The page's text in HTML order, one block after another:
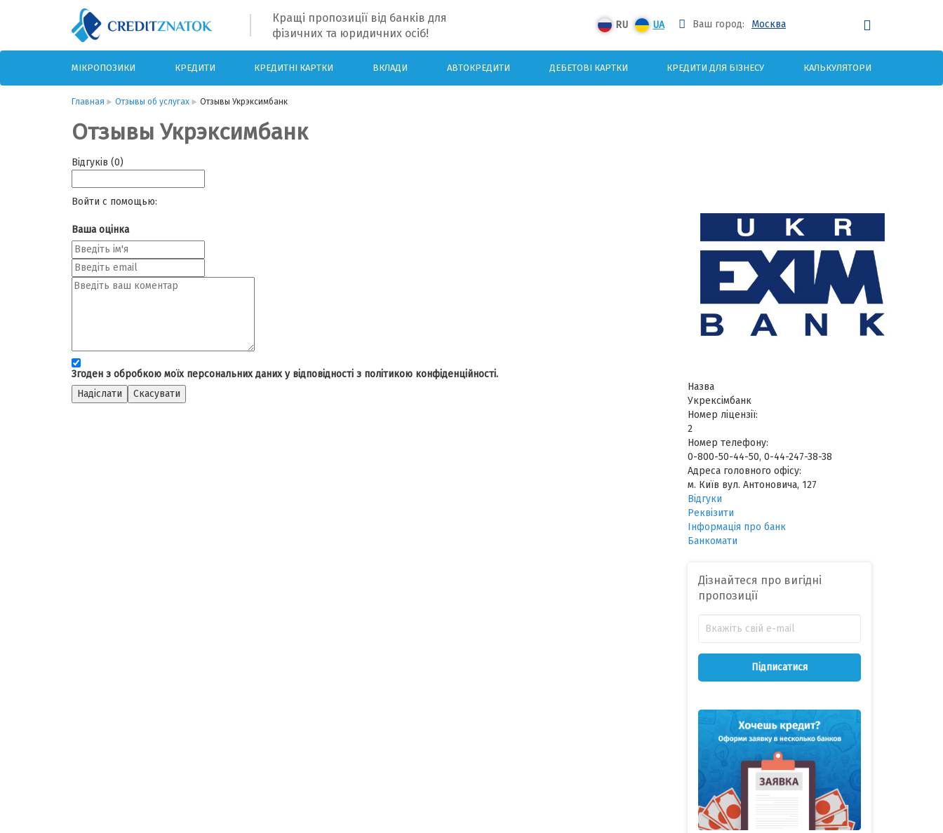
Кращі пропозиції від банків для
фізичних та юридичних осіб!
RU UA Ваш город: Москва
МІКРОПОЗИКИ КРЕДИТИ КРЕДИТНІ КАРТКИ ВКЛАДИ АВТОКРЕДИТИ ДЕБЕТОВІ КАРТКИ КРЕДИТИ ДЛЯ БІЗНЕСУ КАЛЬКУЛЯТОРИ
Главная Отзывы об услугах Отзывы Укрэксимбанк
Отзывы Укрэксимбанк
Відгуків (0)
Войти с помощью:
Ваша оцінка
Згоден з обробкою моїх персональних даних у відповідності з політикою конфіденційності.
Надіслати
Скасувати
Назва
Укрексімбанк
Номер ліцензії:
2
Номер телефону:
0-800-50-44-50, 0-44-247-38-38
Адреса головного офісу:
м. Київ вул. Антоновича, 127
Відгуки
Реквізити
Інформація про банк
Банкомати
Дізнайтеся про вигідні
пропозиції
Підписатися